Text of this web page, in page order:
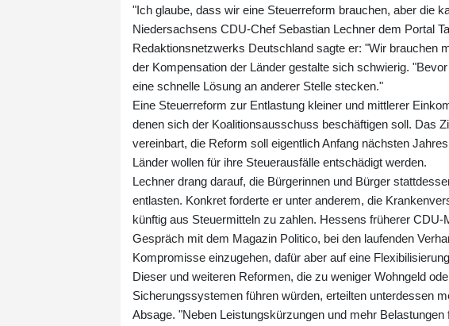
"Ich glaube, dass wir eine Steuerreform brauchen, aber die
Niedersachsens CDU-Chef Sebastian Lechner dem Portal
Redaktionsnetzwerks Deutschland sagte er: "Wir brauchen
der Kompensation der Länder gestalte sich schwierig.
eine schnelle Lösung an anderer Stelle stecken."
Eine Steuerreform zur Entlastung kleiner und mittlerer
denen sich der Koalitionsausschuss beschäftigen soll. Das
vereinbart, die Reform soll eigentlich Anfang nächsten
Länder wollen für ihre Steuerausfälle entschädigt werden.
Lechner drang darauf, die Bürgerinnen und Bürger
entlasten. Konkret forderte er unter anderem, die
künftig aus Steuermitteln zu zahlen. Hessens früherer
Gespräch mit dem Magazin Politico, bei den laufenden
Kompromisse einzugehen, dafür aber auf eine
Dieser und weiteren Reformen, die zu weniger Wohngeld
Sicherungssystemen führen würden, erteilten unterdessen
Absage. "Neben Leistungskürzungen und mehr